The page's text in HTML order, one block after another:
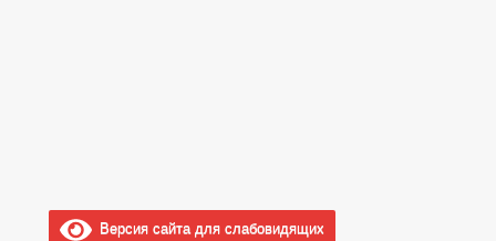
Версия сайта для слабовидящих